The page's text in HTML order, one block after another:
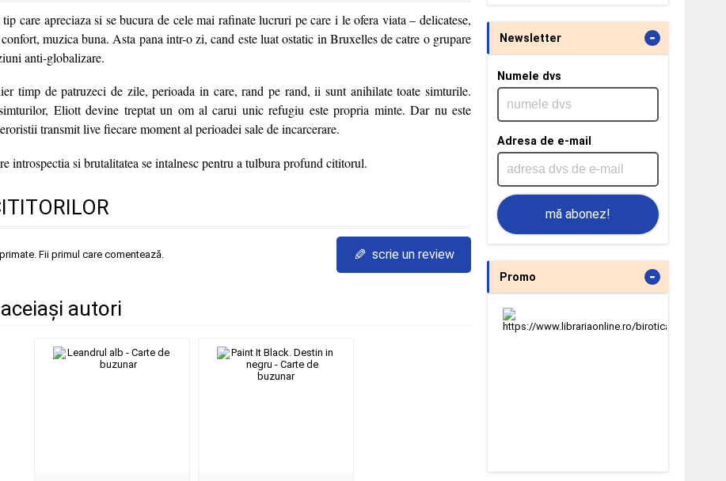
care apreciaza si se bucura de cele mai rafinate lucruri pe care i le ofera viata – delicatese,
muzica buna. Asta pana intr-o zi, cand este luat ostatic in Bruxelles de catre o grupare
anti-globalizare.
timp de patruzeci de zile, perioada in care, rand pe rand, ii sunt anihilate toate simturile.
Eliott devine treptat un om al carui unic refugiu este propria minte. Dar nu este
transmit live fiecare moment al perioadei sale de incarcerare.
introspectia si brutalitatea se intalnesc pentru a tulbura profund cititorul.
Fii primul care comentează. ✎ scrie un review
autori
Newsletter -
Numele dvs
Adresa de e-mail
mă abonez!
Promo -